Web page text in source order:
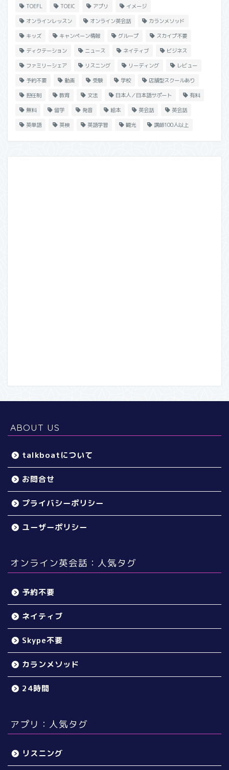
TOEFL TOEIC アプリ イメージ
オンラインレッスン オンライン英会話 カランメソッド
キッズ キャンペーン情報 グループ スカイプ不要
ディクテーション ニュース ネイティブ ビジネス
ファミリーシェア リスニング リーディング レビュー
予約不要 動画 受験 学校 店舗型スクールあり
担任制 教育 文法 日本人／日本語サポート 有料
無料 留学 発音 絵本 英会話 英会話
英単語 英検 英語学習 観光 講師100人以上
ABOUT US
talkboatについて
お問合せ
プライバシーポリシー
ユーザーポリシー
オンライン英会話：人気タグ
予約不要
ネイティブ
Skype不要
カランメソッド
24時間
アプリ：人気タグ
リスニング